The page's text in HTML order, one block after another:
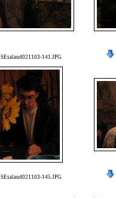
SEsalaud021103-141.JPG
SEsalaud021103-145.JPG